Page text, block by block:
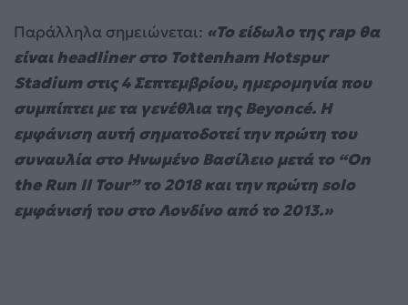
Παράλληλα σημειώνεται: «Το είδωλο της rap θα
είναι headliner στο Tottenham Hotspur
Stadium στις 4 Σεπτεμβρίου, ημερομηνία που
συμπίπτει με τα γενέθλια της Beyoncé. Η
εμφάνιση αυτή σηματοδοτεί την πρώτη του
συναυλία στο Ηνωμένο Βασίλειο μετά το “On
the Run II Tour” το 2018 και την πρώτη solo
εμφάνισή του στο Λονδίνο από το 2013.»